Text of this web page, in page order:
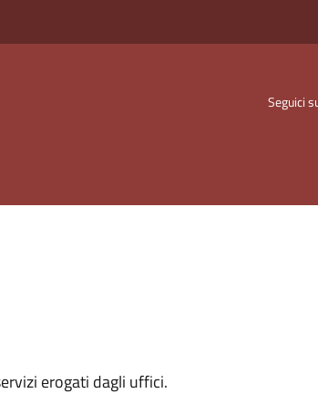
Seguici
erogati dagli uffici.